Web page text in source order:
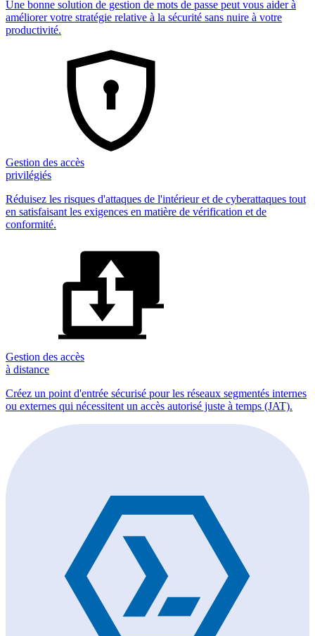
Une bonne solution de gestion de mots de passe peut vous aider à
améliorer votre stratégie relative à la sécurité sans nuire à votre
productivité.
Gestion des accès
privilégiés
Réduisez les risques d'attaques de l'intérieur et de cyberattaques tout
en satisfaisant les exigences en matière de vérification et de
conformité.
Gestion des accès
à distance
Créez un point d'entrée sécurisé pour les réseaux segmentés internes
ou externes qui nécessitent un accès autorisé juste à temps (JAT).